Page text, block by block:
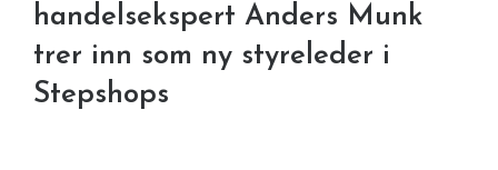
handelsekspert Anders Munk
trer inn som ny styreleder i
Stepshops